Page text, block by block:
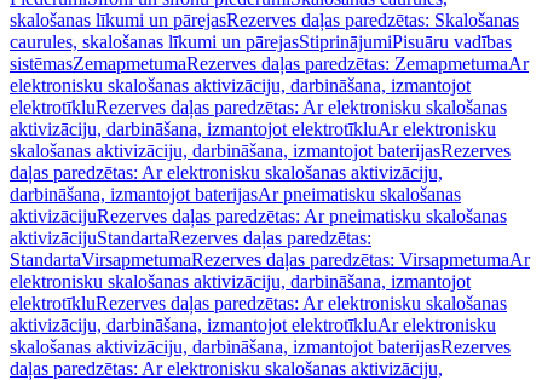
skalošanas līkumi un pārejasRezerves daļas paredzētas: Skalošanas
caurules, skalošanas līkumi un pārejasStiprinājumiPisuāru vadības
sistēmasZemapmetumaRezerves daļas paredzētas: ZemapmetumaAr
elektronisku skalošanas aktivizāciju, darbināšana, izmantojot
elektrotīkluRezerves daļas paredzētas: Ar elektronisku skalošanas
aktivizāciju, darbināšana, izmantojot elektrotīkluAr elektronisku
skalošanas aktivizāciju, darbināšana, izmantojot baterijasRezerves
daļas paredzētas: Ar elektronisku skalošanas aktivizāciju,
darbināšana, izmantojot baterijasAr pneimatisku skalošanas
aktivizācijuRezerves daļas paredzētas: Ar pneimatisku skalošanas
aktivizācijuStandartaRezerves daļas paredzētas:
StandartaVirsapmetumaRezerves daļas paredzētas: VirsapmetumaAr
elektronisku skalošanas aktivizāciju, darbināšana, izmantojot
elektrotīkluRezerves daļas paredzētas: Ar elektronisku skalošanas
aktivizāciju, darbināšana, izmantojot elektrotīkluAr elektronisku
skalošanas aktivizāciju, darbināšana, izmantojot baterijasRezerves
daļas paredzētas: Ar elektronisku skalošanas aktivizāciju,